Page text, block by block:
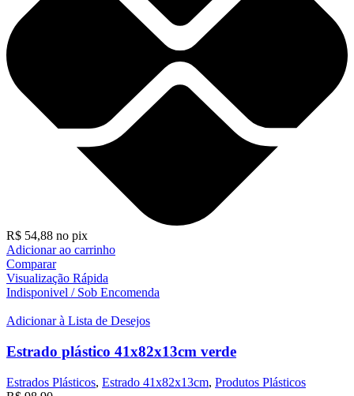
R$ 54,88 no pix
Adicionar ao carrinho
Comparar
Visualização Rápida
Indisponivel / Sob Encomenda
Adicionar à Lista de Desejos
Estrado plástico 41x82x13cm verde
Estrados Plásticos, Estrado 41x82x13cm, Produtos Plásticos